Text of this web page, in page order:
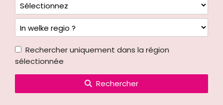
Rechercher uniquement dans la région
sélectionnée
Rechercher